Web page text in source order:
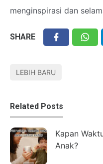
menginspirasi dan
SHARE
LEBIH BARU
Related Posts
Kapan
Anak?